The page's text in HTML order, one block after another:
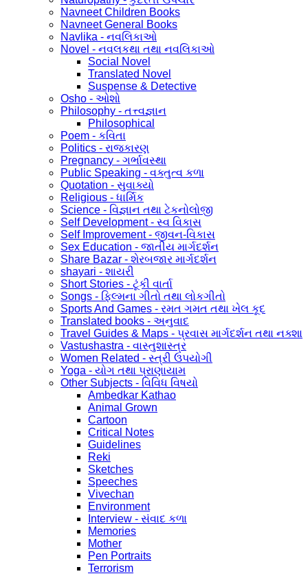
Navneet Children Books
Navneet General Books
Navlika - નવલિકાઓ
Novel - નવલકથા તથા નવલિકાઓ
Social Novel
Translated Novel
Suspense & Detective
Osho - ઓશો
Philosophy - તત્ત્વજ્ઞાન
Philosophical
Poem - કવિતા
Politics - રાજકારણ
Pregnancy - ગર્ભાવસ્થા
Public Speaking - વક્તુત્વ કળા
Quotation - સુવાક્યો
Religious - ધાર્મિક
Science - વિજ્ઞાન તથા ટેકનોલોજી
Self Development - સ્વ વિકાસ
Self Improvement - જીવન-વિકાસ
Sex Education - જાતીય માર્ગદર્શન
Share Bazar - શેરબજાર માર્ગદર્શન
shayari - શાયરી
Short Stories - ટૂંકી વાર્તા
Songs - ફિલ્મના ગીતો તથા લોકગીતો
Sports And Games - રમત ગમત તથા ખેલ કૂદ
Translated books - અનુવાદ
Travel Guides & Maps - પ્રવાસ માર્ગદર્શન તથા નક્શા
Vastushastra - વાસ્તુશાસ્ત્ર
Women Related - સ્ત્રી ઉપયોગી
Yoga - યોગ તથા પ્રાણાયામ
Other Subjects - વિવિધ વિષયો
Ambedkar Kathao
Animal Grown
Cartoon
Critical Notes
Guidelines
Reki
Sketches
Speeches
Vivechan
Environment
Interview - સંવાદ કળા
Memories
Mother
Pen Portraits
Terrorism